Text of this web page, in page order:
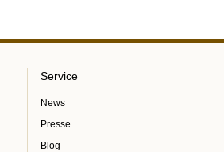
Service
News
Presse
Blog